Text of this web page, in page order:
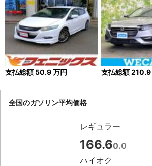
支払総額 50.9万円 支払総額210.9
全国のガソリン平均価格
レギュラー
166.60.0
ハイオク